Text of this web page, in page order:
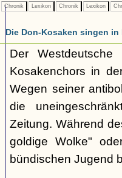
Chronik Lexikon Chronik Lexikon
Die Don-Kosaken singen in
Der
Kosakenchors in
Wegen seiner
die
Zeitung. Während
goldige Wolke"
bündischen Jugend